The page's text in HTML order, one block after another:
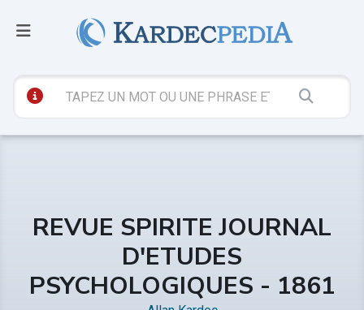
REVUE SPIRITE JOURNAL
D'ETUDES
PSYCHOLOGIQUES - 1861